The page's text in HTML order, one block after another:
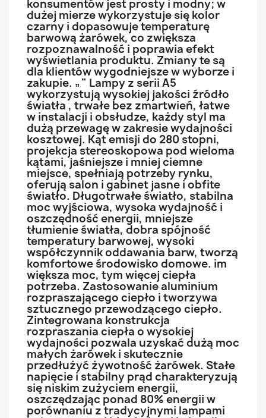
konsumentów jest prosty i modny; w
dużej mierze wykorzystuje się kolor
czarny i dopasowuje temperaturę
barwową żarówek, co zwiększa
rozpoznawalność i poprawia efekt
wyświetlania produktu. Zmiany te są
dla klientów wygodniejsze w wyborze i
zakupie. „" Lampy z serii A5
wykorzystują wysokiej jakości źródło
światła , trwałe bez zmartwień, łatwe
w instalacji i obsłudze, każdy styl ma
dużą przewagę w zakresie wydajności
kosztowej. Kąt emisji do 280 stopni,
projekcja stereoskopowa pod wieloma
kątami, jaśniejsze i mniej ciemne
miejsce, spełniają potrzeby rynku,
oferują salon i gabinet jasne i obfite
światło. Długotrwałe światło, stabilna
moc wyjściowa, wysoka wydajność i
oszczędność energii, mniejsze
tłumienie światła, dobra spójność
temperatury barwowej, wysoki
współczynnik oddawania barw, tworzą
komfortowe środowisko domowe. im
większa moc, tym więcej ciepła
potrzeba. Zastosowanie aluminium
rozpraszającego ciepło i tworzywa
sztucznego przewodzącego ciepło.
Zintegrowana konstrukcja
rozpraszania ciepła o wysokiej
wydajności pozwala uzyskać dużą moc
małych żarówek i skutecznie
przedłużyć żywotność żarówek. Stałe
napięcie i stabilny prąd charakteryzują
się niskim zużyciem energii,
oszczędzając ponad 80% energii w
porównaniu z tradycyjnymi lampami